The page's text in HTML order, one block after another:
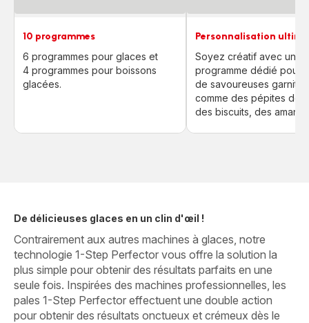
10 programmes
6 programmes pour glaces et
4 programmes pour boissons
glacées.
Personnalisation ultime
Soyez créatif avec un
programme dédié pour
de savoureuses
comme des pépites de
des biscuits, des
De délicieuses glaces en un clin d'œil !
Contrairement aux autres machines à glaces, notre
technologie 1-Step Perfector vous offre la solution la
plus simple pour obtenir des résultats parfaits en une
seule fois. Inspirées des machines professionnelles, les
pales 1-Step Perfector effectuent une double action
pour obtenir des résultats onctueux et crémeux dès le